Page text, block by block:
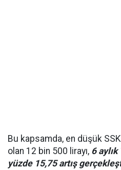
Bu kapsamda, en düşük
olan 12 bin 500 lirayı, 6 aylık
yüzde 15,75 artış